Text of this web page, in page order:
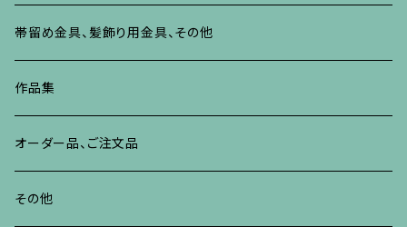
イヤリング・ピアス
ブレスレット、バングル、その他
リング
ブレスレット、バングル、その他
ネックレス、ペンダント
ブレスレット、その他
リング
イヤリング、ピアス
ネックレス、ペンダント
リング
ブレスレット、バングル
ブローチ
イヤリング、ピアス
ネックレス、ペンダント
リング
帯留め金具、髪飾り用金具、その他
作品集
オーダー品、ご注文品
その他